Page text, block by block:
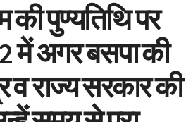
की पुण्यतिथि पर
में अगर बसपा की
व राज्य सरकार की